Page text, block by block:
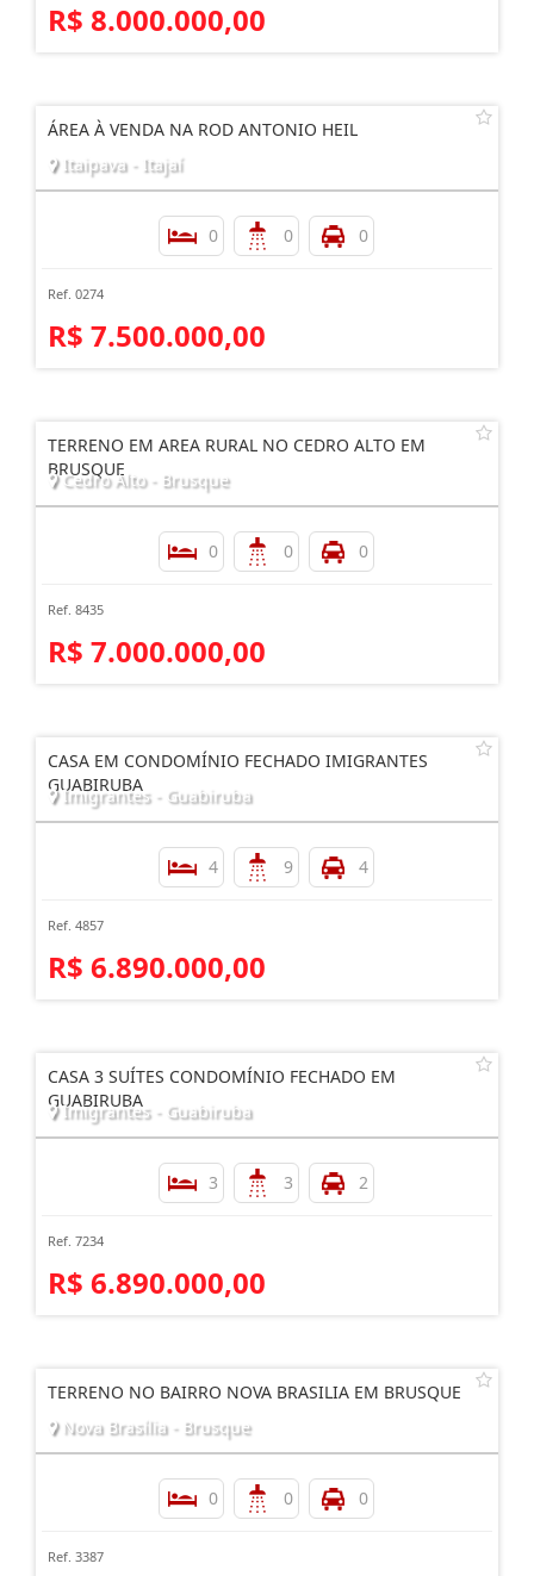
R$ 8.000.000,00
ÁREA À VENDA NA ROD ANTONIO HEIL
Itaipava - Itajaí
0 0 0
Ref. 0274
R$ 7.500.000,00
TERRENO EM AREA RURAL NO CEDRO ALTO EM
BRUSQUE
Cedro Alto - Brusque
0 0 0
Ref. 8435
R$ 7.000.000,00
CASA EM CONDOMÍNIO FECHADO IMIGRANTES
GUABIRUBA
Imigrantes - Guabiruba
4 9 4
Ref. 4857
R$ 6.890.000,00
CASA 3 SUÍTES CONDOMÍNIO FECHADO EM
GUABIRUBA
Imigrantes - Guabiruba
3 3 2
Ref. 7234
R$ 6.890.000,00
TERRENO NO BAIRRO NOVA BRASILIA EM BRUSQUE
Nova Brasília - Brusque
0 0 0
Ref. 3387